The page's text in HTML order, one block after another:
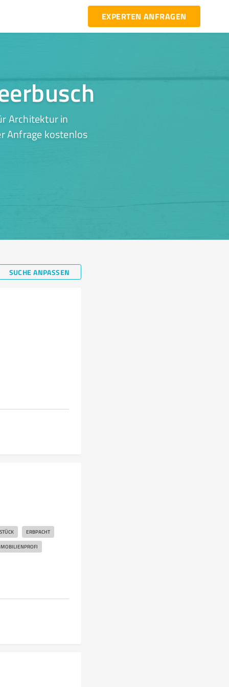
EXPERTEN ANFRAGEN
Architektur in
Anfrage kostenlos
SUCHE ANPASSEN
ERBPACHT